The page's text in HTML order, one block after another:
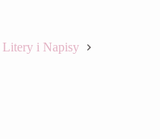
Litery i Napisy